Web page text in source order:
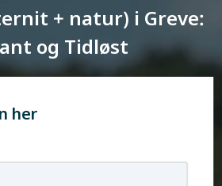
+ natur) i Greve:
og Tidløst
her